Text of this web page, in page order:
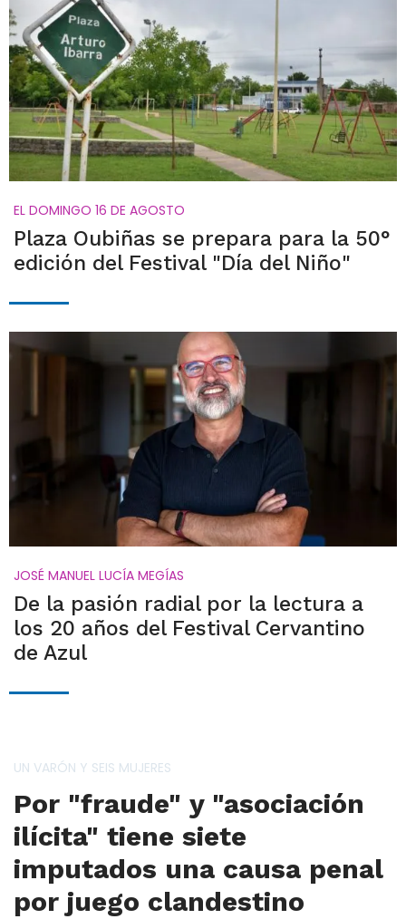
EL DOMINGO 16 DE AGOSTO
Plaza Oubiñas se prepara para la 50°
edición del Festival "Día del Niño"
JOSÉ MANUEL LUCÍA MEGÍAS
De la pasión radial por la lectura a
los 20 años del Festival Cervantino
de Azul
UN VARÓN Y SEIS MUJERES
Por "fraude" y "asociación
ilícita" tiene siete
imputados una causa penal
por juego clandestino